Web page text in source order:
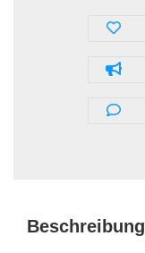
Beschreibung